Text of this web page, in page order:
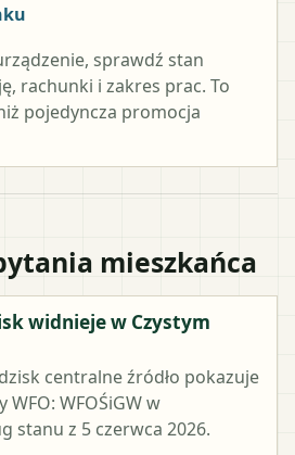
sprawdź stan
rachunki i zakres prac. To
pojedyncza promocja
mieszkańca
widnieje w Czystym
centralne źródło pokazuje
WFOŚiGW w
stanu z 5 czerwca 2026.